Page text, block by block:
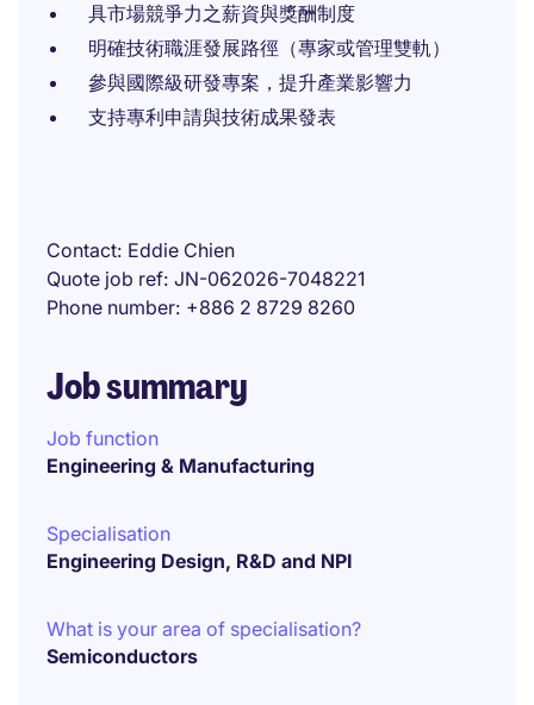
具市場競爭力之薪資與獎酬制度
明確技術職涯發展路徑（專家或管理雙軌）
參與國際級研發專案，提升產業影響力
支持專利申請與技術成果發表
Contact Eddie Chien
Quote job ref JN-062026-7048221
Phone number +886 2 8729 8260
Job summary
Job function
Engineering & Manufacturing
Specialisation
Engineering Design, R&D and NPI
What is your area of specialisation?
Semiconductors